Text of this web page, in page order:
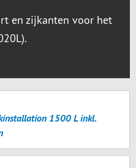
en zijkanten voor het
1500 L inkl.